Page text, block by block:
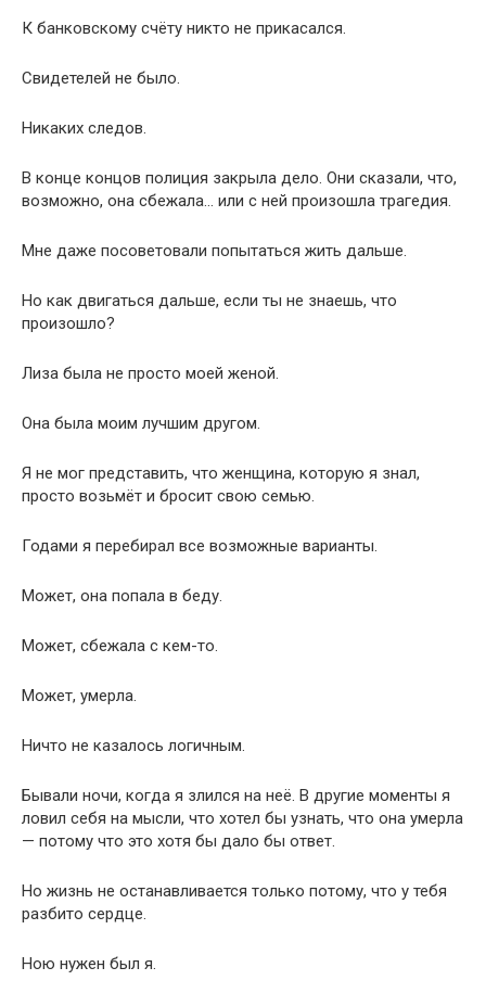
К банковскому счёту никто не прикасался.
Свидетелей не было.
Никаких следов.
В конце концов полиция закрыла дело. Они сказали, что,
возможно, она сбежала… или с ней произошла трагедия.
Мне даже посоветовали попытаться жить дальше.
Но как двигаться дальше, если ты не знаешь, что
произошло?
Лиза была не просто моей женой.
Она была моим лучшим другом.
Я не мог представить, что женщина, которую я знал,
просто возьмёт и бросит свою семью.
Годами я перебирал все возможные варианты.
Может, она попала в беду.
Может, сбежала с кем-то.
Может, умерла.
Ничто не казалось логичным.
Бывали ночи, когда я злился на неё. В другие моменты я
ловил себя на мысли, что хотел бы узнать, что она умерла
— потому что это хотя бы дало бы ответ.
Но жизнь не останавливается только потому, что у тебя
разбито сердце.
Ною нужен был я.